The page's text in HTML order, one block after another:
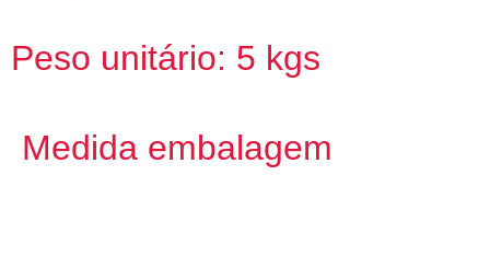
Peso unitário: 5 kgs
Medida embalagem